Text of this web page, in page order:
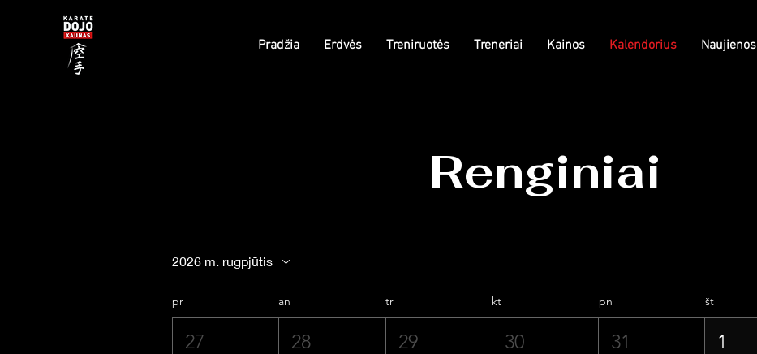
Pradžia Erdvės Treniruotės Treneriai Kainos Kalendorius Naujienos
Renginiai
2026 m. rugpjūtis
pr an tr kt pn št
27 28 29 30 31 1